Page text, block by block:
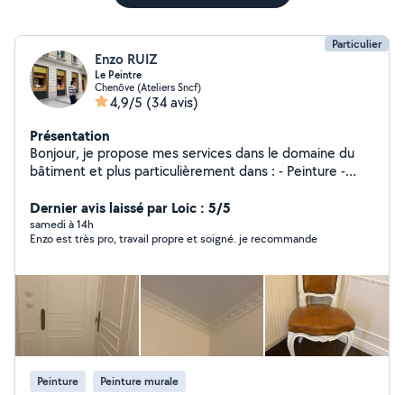
Particulier
Enzo RUIZ
Le Peintre
Chenôve (Ateliers Sncf)
4,9/5 (34 avis)
Présentation
Bonjour, je propose mes services dans le domaine du
bâtiment et plus particulièrement dans : - Peinture -
(Haussmannien - Château) - Pose de Parquet Massif et
Vitrification -Je peu également faire d'autre choses, si
vous le souhaitez, vous noterez que je m'engage dans ce
Dernier avis laissé par Loic : 5/5
samedi à 14h
Enzo est très pro, travail propre et soigné. je recommande
Peinture Peinture murale